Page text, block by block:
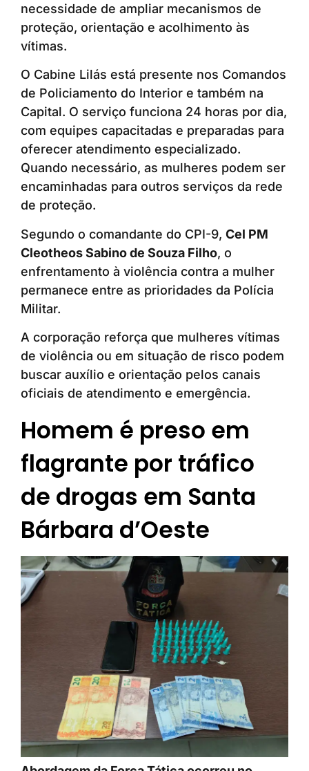
necessidade de ampliar mecanismos de
proteção, orientação e acolhimento às
vítimas.
O Cabine Lilás está presente nos Comandos
de Policiamento do Interior e também na
Capital. O serviço funciona 24 horas por dia,
com equipes capacitadas e preparadas para
oferecer atendimento especializado.
Quando necessário, as mulheres podem ser
encaminhadas para outros serviços da rede
de proteção.
Segundo o comandante do CPI-9, Cel PM
Cleotheos Sabino de Souza Filho, o
enfrentamento à violência contra a mulher
permanece entre as prioridades da Polícia
Militar.
A corporação reforça que mulheres vítimas
de violência ou em situação de risco podem
buscar auxílio e orientação pelos canais
oficiais de atendimento e emergência.
Homem é preso em
flagrante por tráfico
de drogas em Santa
Bárbara d’Oeste